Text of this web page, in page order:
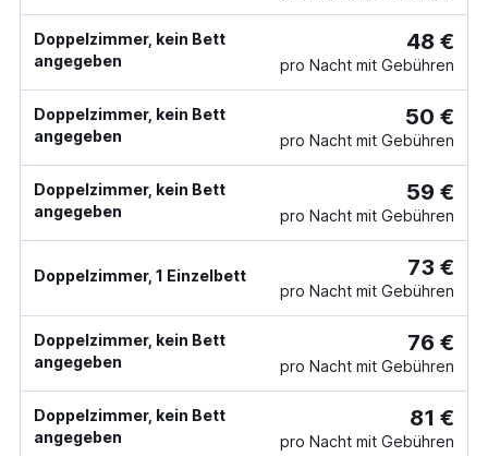
Doppelzimmer, kein Bett
angegeben
48 €
pro Nacht mit Gebühren
Doppelzimmer, kein Bett
angegeben
50 €
pro Nacht mit Gebühren
Doppelzimmer, kein Bett
angegeben
59 €
pro Nacht mit Gebühren
Doppelzimmer, 1 Einzelbett 73 €
pro Nacht mit Gebühren
Doppelzimmer, kein Bett
angegeben
76 €
pro Nacht mit Gebühren
Doppelzimmer, kein Bett
angegeben
81 €
pro Nacht mit Gebühren